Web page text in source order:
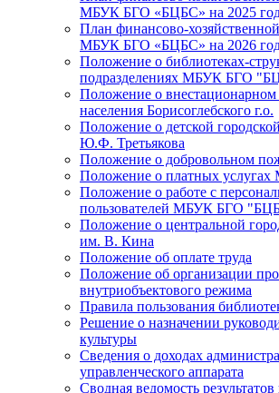
МБУК БГО «БЦБС» на 2025
План финансово-
МБУК БГО «БЦБС» на 2026
Положение о библиотеках-
подразделениях МБУК БГО
Положение о
населения Борисоглебского г.о.
Положение о детской
Ю.Ф. Третьякова
Положение о добровольном
Положение о платных
Положение о работе с
пользователей МБУК БГО
Положение о центральной
им. В. Кина
Положение об оплате труда
Положение об организации
внутриобъектового режима
Правила пользования
Решение о назначении
культуры
Сведения о доходах
управленческого аппарата
Сводная ведомость